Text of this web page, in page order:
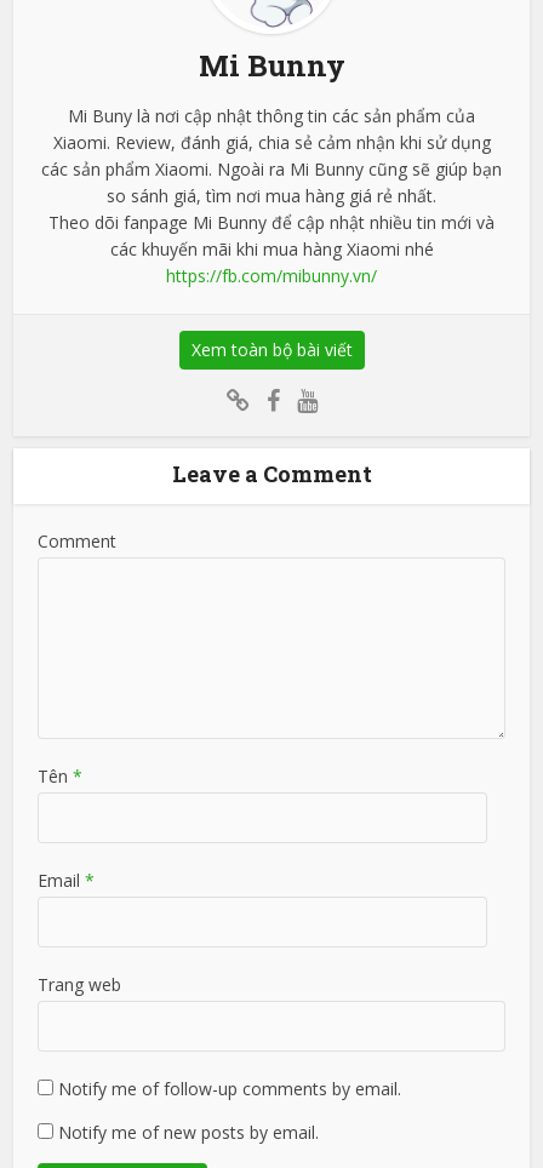
Mi Bunny
Mi Buny là nơi cập nhật thông tin các sản phẩm của
Xiaomi. Review, đánh giá, chia sẻ cảm nhận khi sử dụng
các sản phẩm Xiaomi. Ngoài ra Mi Bunny cũng sẽ giúp bạn
so sánh giá, tìm nơi mua hàng giá rẻ nhất.
Theo dõi fanpage Mi Bunny để cập nhật nhiều tin mới và
các khuyến mãi khi mua hàng Xiaomi nhé
https://fb.com/mibunny.vn/
Xem toàn bộ bài viết
Leave a Comment
Comment
Tên*
Email*
Trang web
Notify me of follow-up comments by email.
Notify me of new posts by email.